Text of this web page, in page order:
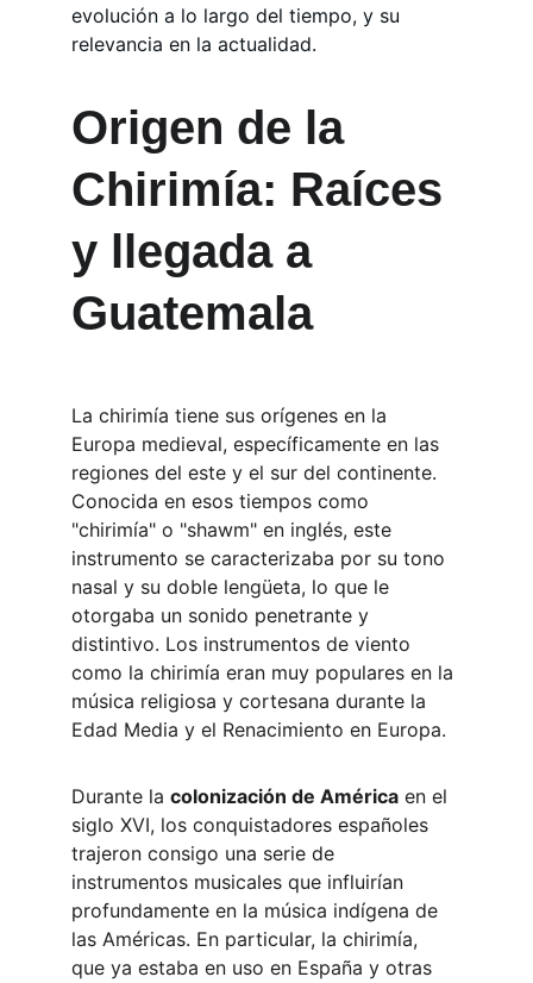
evolución a lo largo del tiempo, y su
relevancia en la actualidad.
Origen de la
Chirimía: Raíces
y llegada a
Guatemala
La chirimía tiene sus orígenes en la
Europa medieval, específicamente en las
regiones del este y el sur del continente.
Conocida en esos tiempos como
"chirimía" o "shawm" en inglés, este
instrumento se caracterizaba por su tono
nasal y su doble lengüeta, lo que le
otorgaba un sonido penetrante y
distintivo. Los instrumentos de viento
como la chirimía eran muy populares en la
música religiosa y cortesana durante la
Edad Media y el Renacimiento en Europa.
Durante la colonización de América en el
siglo XVI, los conquistadores españoles
trajeron consigo una serie de
instrumentos musicales que influirían
profundamente en la música indígena de
las Américas. En particular, la chirimía,
que ya estaba en uso en España y otras